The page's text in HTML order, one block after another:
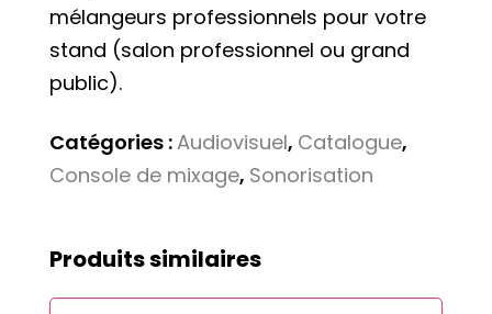
mélangeurs professionnels pour votre
stand (salon professionnel ou grand
public).
Catégories :Audiovisuel, Catalogue,
Console de mixage, Sonorisation
Produits similaires